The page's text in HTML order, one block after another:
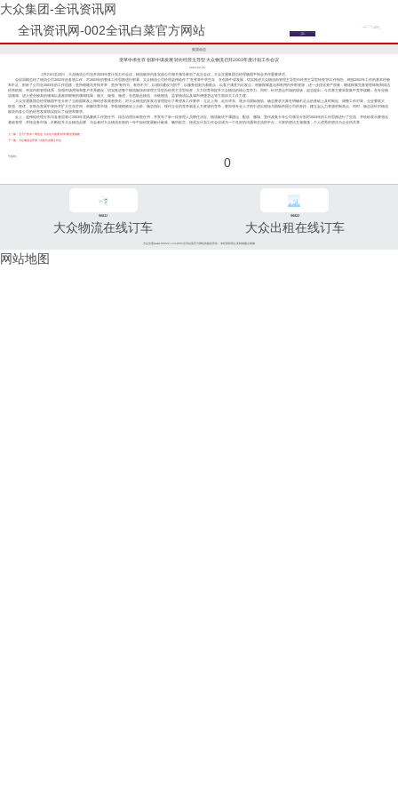
大众集团-全讯资讯网
全讯资讯网-002全讯白菜官方网站
集团动态
变革中求生存 创新中谋发展 转向经营主导型 大众物流召开2003年度计划工作会议
2003-02-26
2月21日至22日，大众物流公司召开2003年度计划工作会议，物流板块内各实体公司相关领导参加了此次会议，大众交通集团总经理杨国平到会并作重要讲话。
会议回顾总结了物流公司2002年的各项工作，对2003年的整体工作思路进行部署。大众物流公司经理赵伟纶作了"在变革中求生存、在创新中谋发展，切实推进大众物流由管理主导型向经营主导型转变"的工作报告，根据2002年工作的基本经验
和不足，剖析了公司在2003年的工作思路：坚持稳健与开拓并举，坚持"有所为、有所不为"，以项目建设为抓手，以服务创新为着眼点，以客户满意为出发点，积极探索盘活和利用内外部资源，进一步优化资产质量；继续探索完善管理体制和搞活
经营机制，夯实内部管理体系，加强市场营销和客户关系建设，切实推进整个物流板块由管理主导型向经营主导型转变，大力培育和提升大众物流的核心竞争力。同时，针对货运市场的现状，赵总提出：今后将主要采取集中竞争战略，在专业物
流领域、进入壁垒较高的领域以及政府限制的领域拓展，做大、做强、做优，在危险品物流、冷链物流、监管物流以及城市便捷货运等方面加大工作力度。
大众交通集团总经理杨国平在分析了当前国家及上海经济发展形势后，对大众物流的发展与管理提出了希望及工作要求：立足上海、走向华东、逐步与国际接轨。杨总要求大家在明确不足点的基础上及时制定、调整工作对策，企业要联大、
联强、联优，在联合发展中保持并扩大生存空间，积极培育市场，争取规模效应上台阶。杨总指出，现代企业的竞争就是人力资源的竞争，要加强专业人才的引进以缩短与国际跨国公司的差距，建立起人力资源的制高点。同时，杨总还针对物流
板块内各公司的经营发展情况提出了设想和要求。
会上，赵伟纶经理分别与各基层签订2003年党风廉政工作责任书、综合治理目标责任书，并宣布了新一轮管理人员聘任决定。物流板块下属捷运、配送、搬场、货代及集卡等公司领导分别对2003年的工作思路进行了交流，并纷纷表示要强化
基础管理，开拓业务市场，不断提升大众物流品牌。与会者对大众物流在新的一年中如何发展献计献策、畅所欲言，使此次计划工作会议成为一个良好的沟通和交流的平台，大家的想法互相激荡，个人优秀的想法为企业所共享。
上一篇：五万广告伞一周送达 大众佐川急便“科学”配送显成效
下一篇：大众物流召开第一次职代会暨工代会
分享到： 0
96811
大众物流在线订车
96822
大众出租在线订车
大众交通(www.96822.com)002全讯白菜官方网站的版权所有，未经授权禁止复制或建立镜像
网站地图